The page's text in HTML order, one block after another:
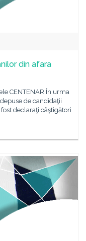
din afara
CENTENAR În urma
de candidaţii
declaraţi câştigători